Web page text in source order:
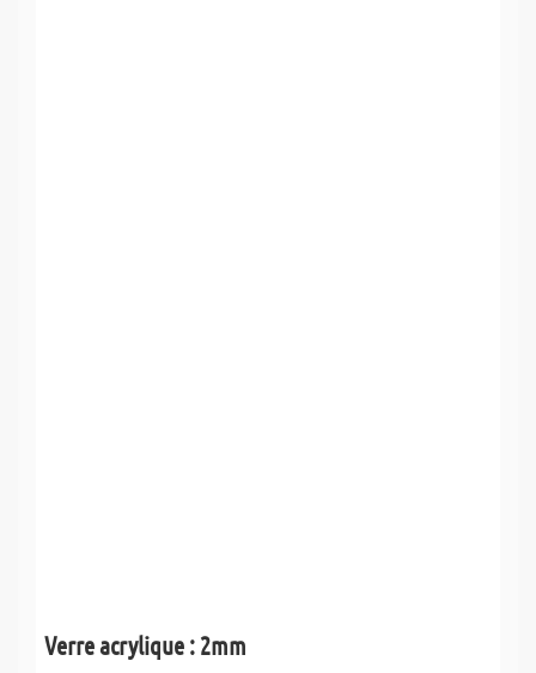
Verre acrylique : 2mm